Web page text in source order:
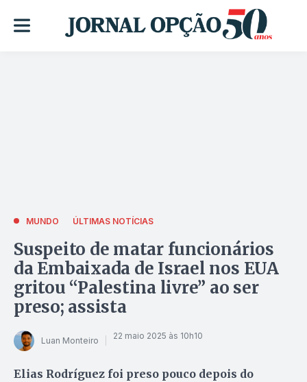
MUNDO ÚLTIMAS NOTÍCIAS
Suspeito de matar funcionários
da Embaixada de Israel nos EUA
gritou “Palestina livre” ao ser
preso; assista
Luan Monteiro 22 maio 2025 às 10h10
Elias Rodríguez foi preso pouco depois do